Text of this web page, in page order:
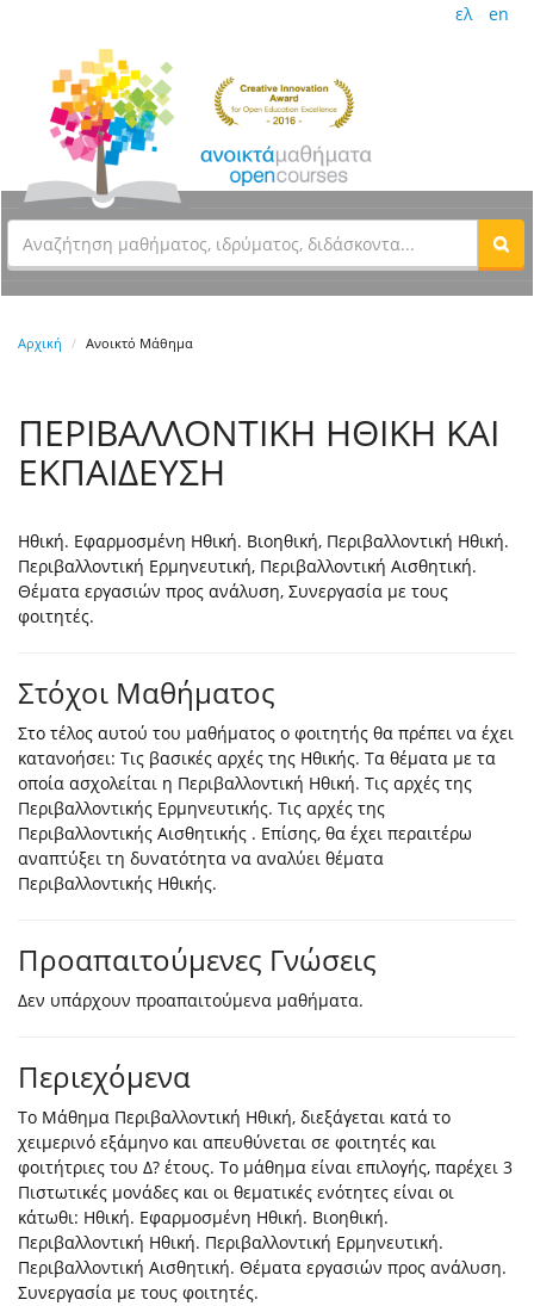
ελ en
Αρχική Ανοικτό Μάθημα
ΠΕΡΙΒΑΛΛΟΝΤΙΚΗ ΗΘΙΚΗ ΚΑΙ
ΕΚΠΑΙΔΕΥΣΗ
Ηθική. Εφαρμοσμένη Ηθική. Βιοηθική, Περιβαλλοντική Ηθική.
Περιβαλλοντική Ερμηνευτική, Περιβαλλοντική Αισθητική.
Θέματα εργασιών προς ανάλυση, Συνεργασία με τους
φοιτητές.
Στόχοι Μαθήματος
Στο τέλος αυτού του μαθήματος ο φοιτητής θα πρέπει να έχει
κατανοήσει: Τις βασικές αρχές της Ηθικής. Τα θέματα με τα
οποία ασχολείται η Περιβαλλοντική Ηθική. Τις αρχές της
Περιβαλλοντικής Ερμηνευτικής. Τις αρχές της
Περιβαλλοντικής Αισθητικής . Επίσης, θα έχει περαιτέρω
αναπτύξει τη δυνατότητα να αναλύει θέματα
Περιβαλλοντικής Ηθικής.
Προαπαιτούμενες Γνώσεις
Δεν υπάρχουν προαπαιτούμενα μαθήματα.
Περιεχόμενα
Το Μάθημα Περιβαλλοντική Ηθική, διεξάγεται κατά το
χειμερινό εξάμηνο και απευθύνεται σε φοιτητές και
φοιτήτριες του Δ? έτους. Το μάθημα είναι επιλογής, παρέχει 3
Πιστωτικές μονάδες και οι θεματικές ενότητες είναι οι
κάτωθι: Ηθική. Εφαρμοσμένη Ηθική. Βιοηθική.
Περιβαλλοντική Ηθική. Περιβαλλοντική Ερμηνευτική.
Περιβαλλοντική Αισθητική. Θέματα εργασιών προς ανάλυση.
Συνεργασία με τους φοιτητές.